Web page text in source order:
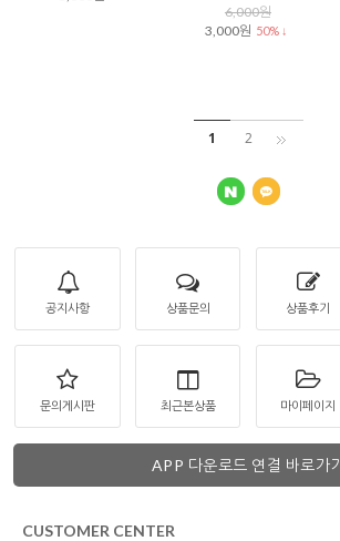
6,000원
3,000원 50% ↓
1 2
공지사항 상품문의 상품후기
문의게시판 최근본상품 마이페이지
APP 다운로드 연결 바로가기
CUSTOMER CENTER